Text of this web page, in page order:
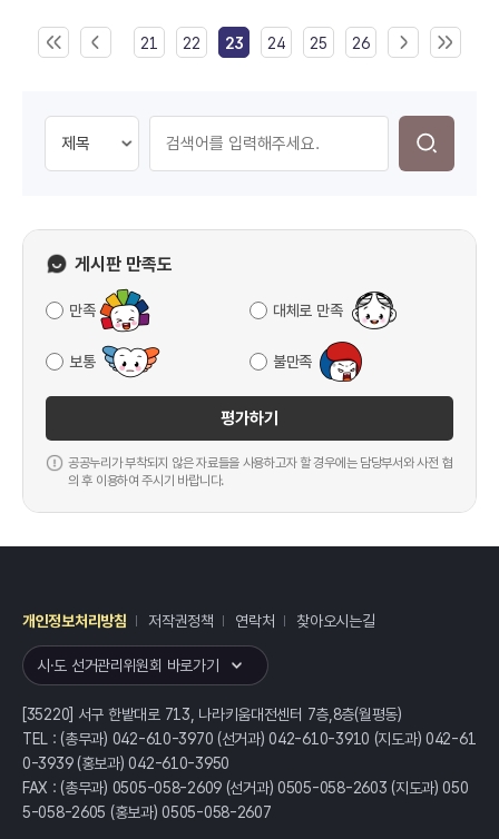
21 22 23 24 25 26
게시판 만족도
만족 대체로 만족
보통 불만족
평가하기
공공누리가 부착되지 않은 자료들을 사용하고자 할 경우에는 담당부서와 사전 협
의 후 이용하여 주시기 바랍니다.
개인정보처리방침 저작권정책 연락처 찾아오시는길
시·도 선거관리위원회 바로가기
[35220] 서구 한밭대로 713, 나라키움대전센터 7층,8층(월평동)
TEL : (총무과) 042-610-3970 (선거과) 042-610-3910 (지도과) 042-61
0-3939 (홍보과) 042-610-3950
FAX : (총무과) 0505-058-2609 (선거과) 0505-058-2603 (지도과) 050
5-058-2605 (홍보과) 0505-058-2607